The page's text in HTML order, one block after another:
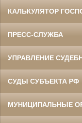
КАЛЬКУЛЯТОР
ПРЕСС-СЛУЖБА
УПРАВЛЕНИЕ
СУДЫ СУБЪЕКТА РФ
МУНИЦИПАЛЬНЫЕ